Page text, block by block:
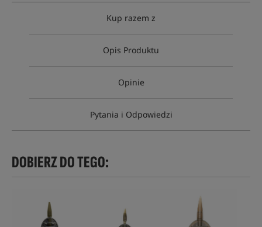
Kup razem z
Opis Produktu
Opinie
Pytania i Odpowiedzi
DOBIERZ DO TEGO: